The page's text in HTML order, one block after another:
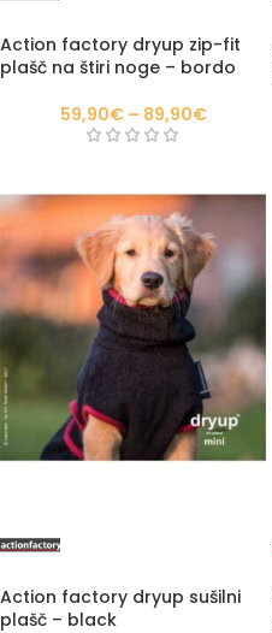
Action factory dryup zip-fit
plašč na štiri noge – bordo
59,90€ – 89,90€
Action factory dryup sušilni
plašč – black